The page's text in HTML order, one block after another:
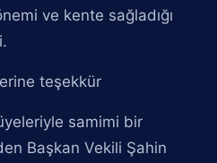
ve kente sağladığı
teşekkür
samimi bir
Başkan Vekili Şahin